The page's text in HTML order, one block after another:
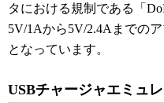
タにおける規制である「
5V/1Aから5V/2.4Aまでの
となっています。
USBチャージャエミュ